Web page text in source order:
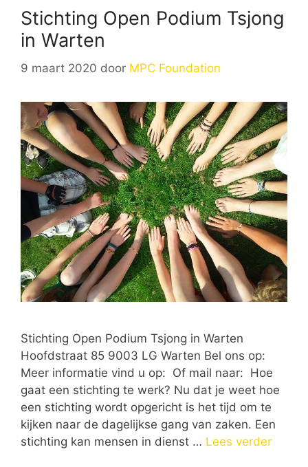
Stichting Open Podium Tsjong
in Warten
9 maart 2020 door MPC Foundation
Stichting Open Podium Tsjong in Warten
Hoofdstraat 85 9003 LG Warten Bel ons op:
Meer informatie vind u op: Of mail naar: Hoe
gaat een stichting te werk? Nu dat je weet hoe
een stichting wordt opgericht is het tijd om te
kijken naar de dagelijkse gang van zaken. Een
stichting kan mensen in dienst … Lees verder